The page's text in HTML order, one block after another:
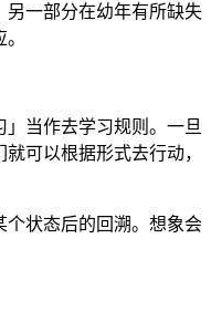
另一部分在幼年有所缺失
当作去学习规则。一旦
可以根据形式去行动，
个状态后的回溯。想象会